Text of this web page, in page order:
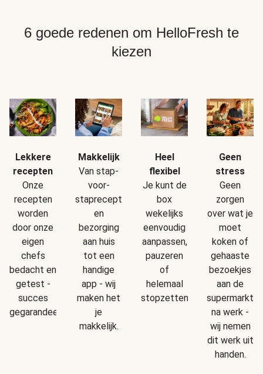
6 goede redenen om HelloFresh te
kiezen
Lekkere
recepten
Onze
recepten
worden
door onze
eigen
chefs
bedacht en
getest -
succes
gegarandeerd!
Makkelijk
Van stap-
voor-
staprecepten
en
bezorging
aan huis
tot een
handige
app - wij
maken het
je
makkelijk.
Heel
flexibel
Je kunt de
box
wekelijks
eenvoudig
aanpassen,
pauzeren
of
helemaal
stopzetten.
Geen
stress
Geen
zorgen
over wat je
moet
koken of
gehaaste
bezoekjes
aan de
supermarkt
na werk -
wij nemen
dit werk uit
handen.